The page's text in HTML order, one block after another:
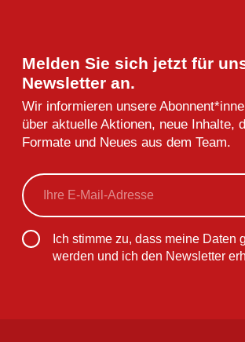
Melden Sie sich jetzt für
Newsletter an.
Wir informieren unsere
über aktuelle Aktionen, neue Inhalte,
Formate und Neues aus dem Team.
„*“
zeigt
erforderliche
Felder
an
E-
Mail*
Einwilligung*
Ich stimme zu, dass meine Daten
werden und ich den Newsletter